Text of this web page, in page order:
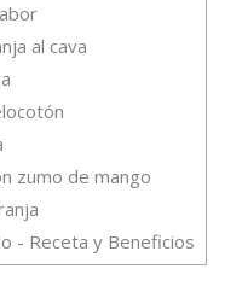
al cava
zumo de mango
- Receta y Beneficios